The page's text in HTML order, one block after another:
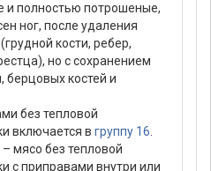
и полностью потрошеные,
ног, после удаления
кости, ребер,
но с сохранением
берцовых костей и
без тепловой
включается в группу 16
мясо без тепловой
с приправами внутри или